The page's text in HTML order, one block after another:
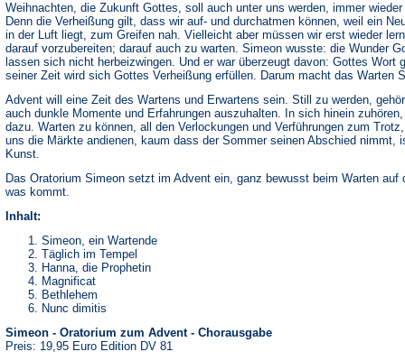
Weihnachten, die Zukunft Gottes, soll auch unter uns werden, immer wieder
Denn die Verheißung gilt, dass wir auf- und durchatmen können, weil ein
in der Luft liegt, zum Greifen nah. Vielleicht aber müssen wir erst wieder
darauf vorzubereiten; darauf auch zu warten. Simeon wusste: die Wunder
lassen sich nicht herbeizwingen. Und er war überzeugt davon: Gottes Wort
seiner Zeit wird sich Gottes Verheißung erfüllen. Darum macht das Warten
Advent will eine Zeit des Wartens und Erwartens sein. Still zu werden,
auch dunkle Momente und Erfahrungen auszuhalten. In sich hinein
dazu. Warten zu können, all den Verlockungen und Verführungen zum
uns die Märkte andienen, kaum dass der Sommer seinen Abschied nimmt,
Kunst.
Das Oratorium Simeon setzt im Advent ein, ganz bewusst beim Warten auf
was kommt.
Inhalt:
Simeon, ein Wartende
Täglich im Tempel
Hanna, die Prophetin
Magnificat
Bethlehem
Nunc dimitis
Simeon - Oratorium zum Advent - Chorausgabe
Preis: 19,95 Euro Edition DV 81